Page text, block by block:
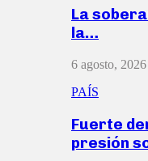
La
la…
6 agosto, 2026
PAÍS
Fuerte
presión